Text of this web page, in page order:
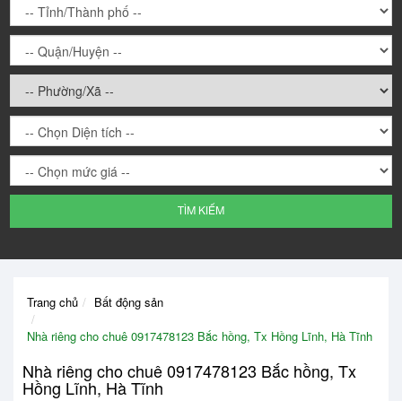
TÌM KIẾM
Trang chủ
Bất động sản
Nhà riêng cho chuê 0917478123 Bắc hồng, Tx Hồng Lĩnh, Hà Tĩnh
Nhà riêng cho chuê 0917478123 Bắc hồng, Tx
Hồng Lĩnh, Hà Tĩnh